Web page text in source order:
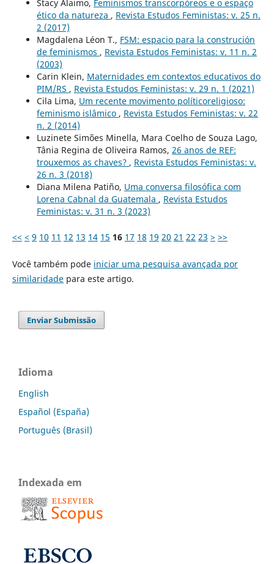
Stacy Alaimo, Feminismos transcorpóreos e o espaço
ético da natureza , Revista Estudos Feministas: v. 25 n.
2 (2017)
Magdalena Léon T., FSM: espacio para la construción
de feminismos , Revista Estudos Feministas: v. 11 n. 2
(2003)
Carin Klein, Maternidades em contextos educativos do
PIM/RS , Revista Estudos Feministas: v. 29 n. 1 (2021)
Cila Lima, Um recente movimento políticoreligioso:
feminismo islâmico , Revista Estudos Feministas: v. 22
n. 2 (2014)
Luzinete Simões Minella, Mara Coelho de Souza Lago,
Tânia Regina de Oliveira Ramos, 26 anos de REF:
trouxemos as chaves? , Revista Estudos Feministas: v.
26 n. 3 (2018)
Diana Milena Patiño, Uma conversa filosófica com
Lorena Cabnal da Guatemala , Revista Estudos
Feministas: v. 31 n. 3 (2023)
<< < 9 10 11 12 13 14 15 16 17 18 19 20 21 22 23 > >>
Você também pode iniciar uma pesquisa avançada por
similaridadepara este artigo.
Enviar Submissão
Idioma
English
Español (España)
Português (Brasil)
Indexada em